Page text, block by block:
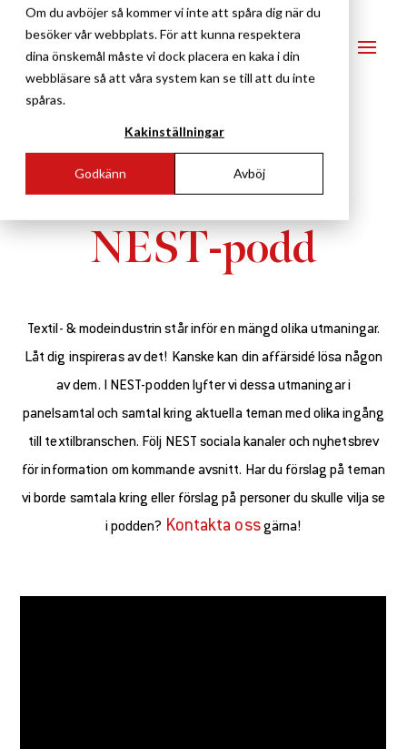
Om du avböjer så kommer vi inte att spåra dig när du
besöker vår webbplats. För att kunna respektera
dina önskemål måste vi dock placera en kaka i din
webbläsare så att våra system kan se till att du inte
spåras.
Kakinställningar
Godkänn Avböj
NEST-podd
Textil- & modeindustrin står inför en mängd olika utmaningar.
Låt dig inspireras av det! Kanske kan din affärsidé lösa någon
av dem. I NEST-podden lyfter vi dessa utmaningar i
panelsamtal och samtal kring aktuella teman med olika ingång
till textilbranschen. Följ NEST sociala kanaler och nyhetsbrev
för information om kommande avsnitt. Har du förslag på teman
vi borde samtala kring eller förslag på personer du skulle vilja se
i podden? Kontakta ossgärna!